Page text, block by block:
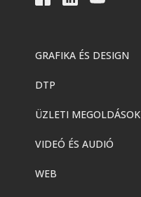
GRAFIKA ÉS DESIGN
DTP
ÜZLETI MEGOLDÁSOK
VIDEÓ ÉS AUDIÓ
WEB